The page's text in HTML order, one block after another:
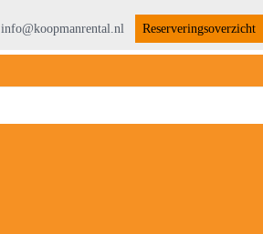
info@koopmanrental.nl
Reserveringsoverzicht